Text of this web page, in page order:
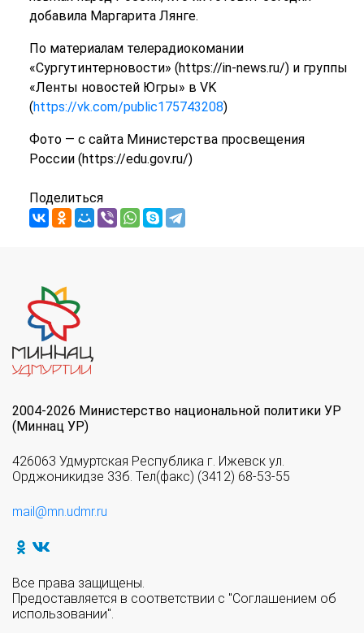
добавила Маргарита Лянге.
По материалам телерадиокомании
«Сургутинтерновости» (https://in-news.ru/) и группы
«Ленты новостей Югры» в VK
(https://vk.com/public175743208)
Фото — с сайта Министерства просвещения
России (https://edu.gov.ru/)
Поделиться
2004-2026 Министерство национальной политики УР
(Миннац УР)
426063 Удмуртская Республика г. Ижевск ул.
Орджоникидзе 33б. Тел(факс) (3412) 68-53-55
mail@mn.udmr.ru
Все права защищены.
Предоставляется в соответствии с "Соглашением об
использовании".